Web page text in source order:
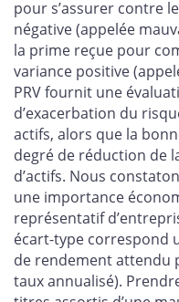
pour s’assurer contre
négative (appelée
la prime reçue pour
variance positive
PRV fournit une
d’exacerbation du
actifs, alors que la
degré de réduction de
d’actifs. Nous
une importance
représentatif
écart-type correspond
de rendement attendu
taux annualisé).